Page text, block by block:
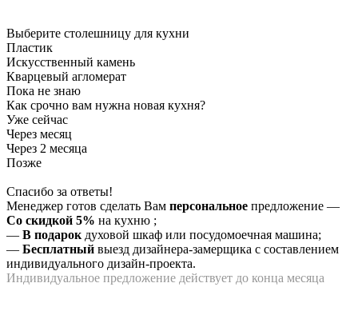
Выберите столешницу для кухни
Пластик
Искусственный камень
Кварцевый агломерат
Пока не знаю
Как срочно вам нужна новая кухня?
Уже сейчас
Через месяц
Через 2 месяца
Позже
Спасибо за ответы!
Менеджер готов сделать Вам персональное предложение —
Со скидкой 5% на кухню ;
— В подарок духовой шкаф или посудомоечная машина;
— Бесплатный выезд дизайнера-замерщика с составлением
индивидуального дизайн-проекта.
Индивидуальное предложение действует до конца месяца